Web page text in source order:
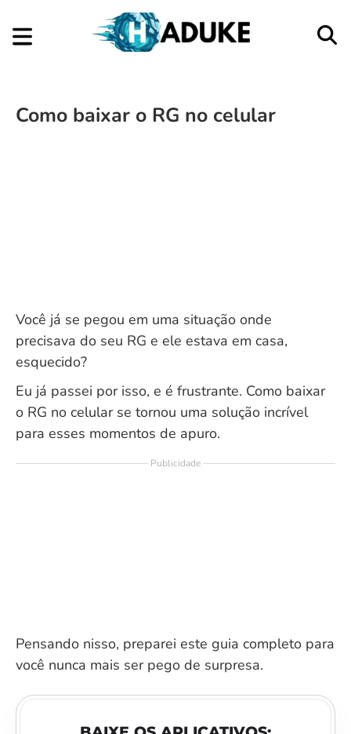
Como baixar o RG no celular
Você já se pegou em uma situação onde
precisava do seu RG e ele estava em casa,
esquecido?
Eu já passei por isso, e é frustrante. Como baixar
o RG no celular se tornou uma solução incrível
para esses momentos de apuro.
Publicidade
Pensando nisso, preparei este guia completo para
você nunca mais ser pego de surpresa.